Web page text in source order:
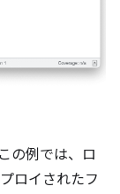
の例では、ロ
ロイされたフ